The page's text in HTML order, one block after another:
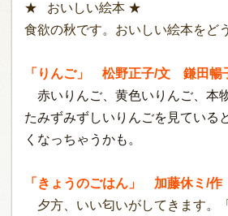
★ おいしい絵本 ★
食欲の秋です。おいしい絵本をど
「りんご」 松野正子/文 鎌田暢
赤いりんご、黄色いりんご、本
たみずみずしいりんごを見ている
くなっちゃうかも。
「きょうのごはん」 加藤休ミ/作
夕方、いい匂いがしてきます。